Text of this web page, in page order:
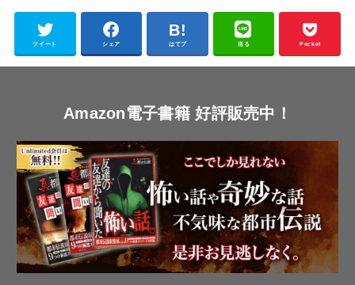
ツイート シェア はてブ 送る Pocket
Amazon電子書籍 好評販売中！